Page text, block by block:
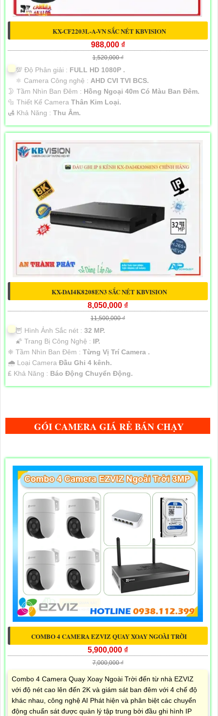
KX-CF2203L-A-VN SẮC NÉT KBVISION
988,000 ₫
1,520,000 ₫
💯 Độ Phân giải : FULL HD 1080P .
⚛️ Camera Công nghệ : AHD CVI TVI BCS.
🌛 Tầm Nhìn Ban Đêm : Hồng Ngoại 40m Có Màu Ban Đêm.
🔩 Thiết Kế Camera Thân Kim Loại.
️🛃 Khả Năng : Thu Âm.
KX-DAI4K8208EN3 SẮC NÉT KBVISION
8,050,000 ₫
11,500,000 ₫
🦉 Hình Ảnh Sắc nét : 32 MP.
🌠 Trang Bị Công Nghệ : IP.
❈ Tầm Nhìn Ban Đêm : Từng Vị Trí Camera .
🌧️ Loại Camera Đầu Ghi 4 kênh.
️₤ Khả Năng : Báo Động Chuyển Động.
GÓI CAMERA GIÁ RẺ BÁN CHẠY
COMBO 4 CAMERA EZVIZ QUAY XOAY NGOÀI TRỜI
5,900,000 ₫
7,000,000 ₫
Combo 4 Camera Quay Xoay Ngoài Trời đến từ nhà EZVIZ
với độ nét cao lên đến 2K và giám sát ban đêm với 4 chế độ
khác nhau, công nghệ AI Phát hiện và phân biệt các chuyển
động chuẩn sát được quản lý tập trung bởi đầu ghi hình IP